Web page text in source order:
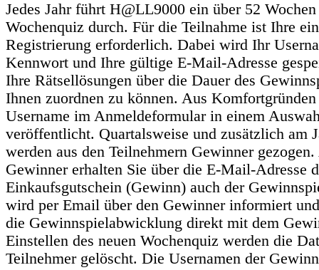
Jedes Jahr führt H@LL9000 ein über 52 Wochen
Wochenquiz durch. Für die Teilnahme ist Ihre
Registrierung erforderlich. Dabei wird Ihr
Kennwort und Ihre gültige E-Mail-Adresse
Ihre Rätsellösungen über die Dauer des
Ihnen zuordnen zu können. Aus
Username im Anmeldeformular in einem
veröffentlicht. Quartalsweise und zusätzlich am
werden aus den Teilnehmern Gewinner
Gewinner erhalten Sie über die E-Mail-Adresse
Einkaufsgutschein (Gewinn) auch der
wird per Email über den Gewinner informiert
die Gewinnspielabwicklung direkt mit dem
Einstellen des neuen Wochenquiz werden die
Teilnehmer gelöscht. Die Usernamen der